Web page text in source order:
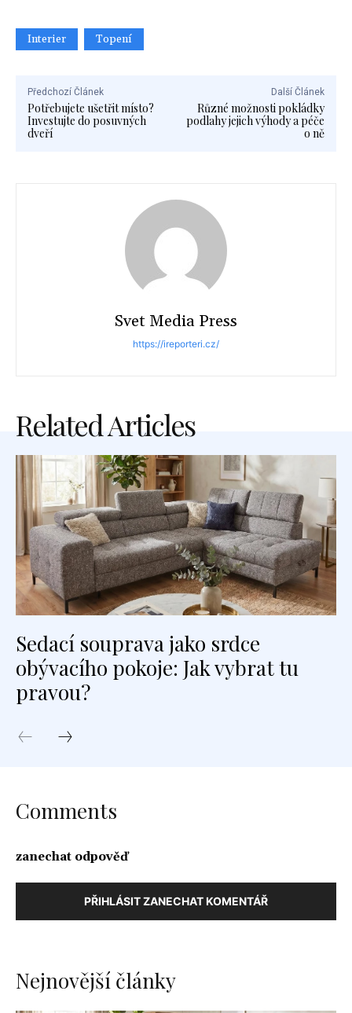
Interier Topení
Předchozí Článek
Potřebujete ušetřit místo?
Investujte do posuvných
dveří
Další Článek
Různé možnosti pokládky
podlahy jejich výhody a péče
o ně
Svet Media Press
https://ireporteri.cz/
Related Articles
Sedací souprava jako srdce
obývacího pokoje: Jak vybrat tu
pravou?
Comments
zanechat odpověď
PŘIHLÁSIT ZANECHAT KOMENTÁŘ
Nejnovější články